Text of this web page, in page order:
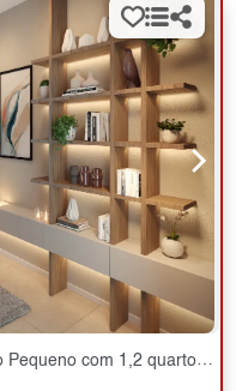
com 1,2 quartos - 30 a 44 m²